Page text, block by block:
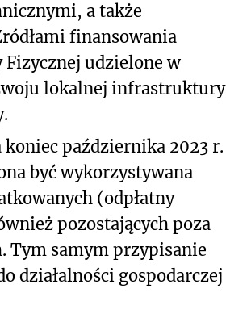
a także
finansowania
udzielone w
lokalnej infrastruktury
października 2023 r.
być wykorzystywana
(odpłatny
pozostających poza
Tym samym przypisanie
działalności gospodarczej